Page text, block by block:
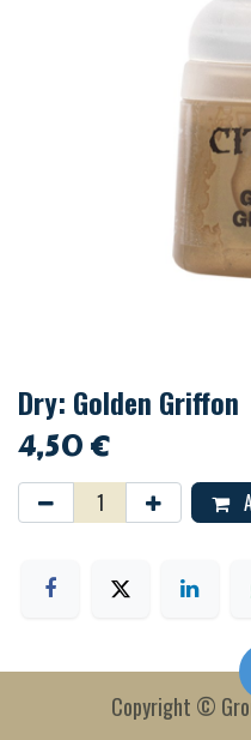
Dry: Golden Griffon
4,50€
Copyright ©